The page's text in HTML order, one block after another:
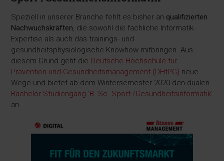
Speziell in unserer Branche fehlt es bisher an qualifizierten
Nachwuchskräften, die sowohl die fachliche Informatik-
Expertise als auch das trainings- und
gesundheitsphysiologische Knowhow mitbringen. Aus
diesem Grund geht die Deutsche Hochschule für
Prävention und Gesundheitsmanagement (DHfPG) neue
Wege und bietet ab dem Wintersemester 2020 den dualen
Bachelor-Studiengang 'B. Sc. Sport-/Gesundheitsinformatik'
an.